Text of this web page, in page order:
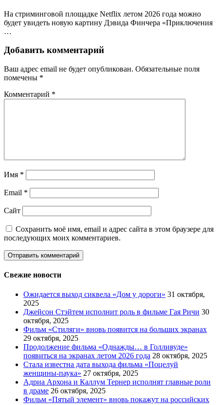
На стриминговой площадке Netflix летом 2026 года можно
будет увидеть новую картину Дэвида Финчера «Приключения
…
Добавить комментарий
Ваш адрес email не будет опубликован. Обязательные поля
помечены *
Комментарий *
Имя *
Email *
Сайт
Сохранить моё имя, email и адрес сайта в этом браузере для
последующих моих комментариев.
Свежие новости
Ожидается выход сиквела «Дом у дороги» 31 октября,
2025
Джейсон Стэйтем исполнит роль в фильме Гая Ричи 30
октября, 2025
Фильм «Стиляги» вновь появится на больших экранах
29 октября, 2025
Продолжение фильма «Однажды… в Голливуде»
появиться на экранах летом 2026 года 28 октября, 2025
Стала известна дата выхода фильма «Поцелуй
женщины-паука» 27 октября, 2025
Адриа Архона и Каллум Тернер исполнят главные роли
в драме 26 октября, 2025
Фильм «Пятый элемент» вновь покажут на российских